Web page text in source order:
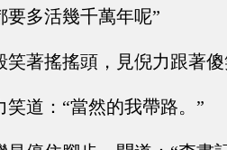
要多活幾千萬年呢”
笑著搖搖頭，見倪力跟著
笑道：“當然的我帶路。”